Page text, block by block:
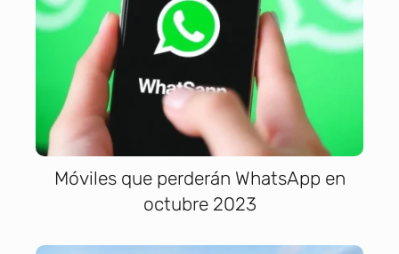
Móviles que perderán WhatsApp en
octubre 2023